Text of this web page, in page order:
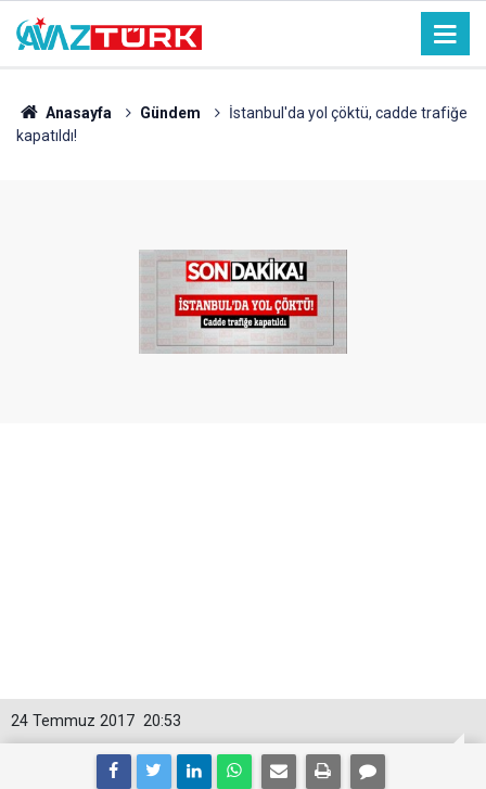
Anasayfa Gündem
İstanbul'da yol çöktü, cadde trafiğe
kapatıldı!
20:53
24 Temmuz 2017